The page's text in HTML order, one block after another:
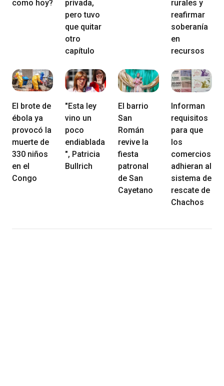
como hoy?
privada,
pero tuvo
que quitar
otro
capítulo
rurales y
reafirmar
soberanía
en
recursos
El brote de
ébola ya
provocó la
muerte de
330 niños
en el
Congo
"Esta ley
vino un
poco
endiablada
", Patricia
Bullrich
El barrio
San
Román
revive la
fiesta
patronal
de San
Cayetano
Informan
requisitos
para que
los
comercios
adhieran al
sistema de
rescate de
Chachos